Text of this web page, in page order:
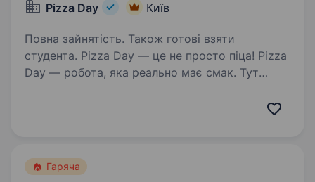
Pizza Day
Київ
Повна зайнятість. Також готові взяти
студента. Pizza Day — це не просто піца! Pizza
Day — робота, яка реально має смак. Тут
Гаряча